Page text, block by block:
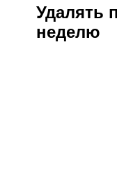
Удалять
неделю